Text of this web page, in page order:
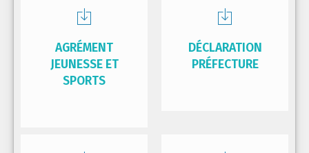
AGRÉMENT
JEUNESSE ET
SPORTS
DÉCLARATION
PRÉFECTURE